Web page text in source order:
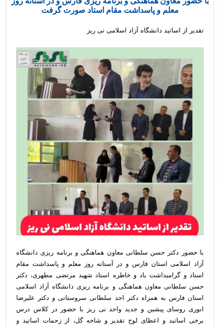
معلم و پاسداشت مقام استاد صورت گرفت
تقدیر از اساتید دانشگاه آزاد اسلامی نی ریز
با حضور دکتر حسن سلطانی معاون هماهنگی و برنامه ریزی دانشگاه
آزاد اسلامی استان فارس و در آستانه روز معلم و پاسداشت مقام
استاد و گرامیداشت یاد و خاطره استاد شهید مرتضی مطهری، دکتر
حسن سلطانی معاون هماهنگی و برنامه ریزی دانشگاه آزاد اسلامی
استان فارس به همراه دکتر احد سلطانی سروستانی و دکتر علیرضا
انوری روسای پیشین و جدید واحد نی ریز با حضور در کلاس درس
برخی اساتید و اعطای لوح تقدیر و شاخه گل، از زحمات اساتید و